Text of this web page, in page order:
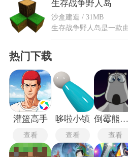
生存战争野人岛
沙盒建造 / 31MB
热门下载
灌篮高手
查看
哆啦小镇
查看
倒霉熊逃离房间无敌版
查看